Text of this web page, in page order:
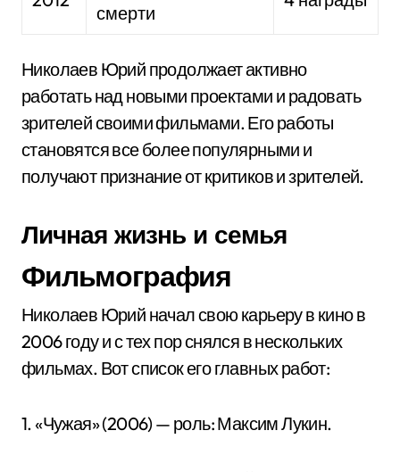
смерти
Николаев Юрий продолжает активно
работать над новыми проектами и радовать
зрителей своими фильмами. Его работы
становятся все более популярными и
получают признание от критиков и зрителей.
Личная жизнь и семья
Фильмография
Николаев Юрий начал свою карьеру в кино в
2006 году и с тех пор снялся в нескольких
фильмах. Вот список его главных работ:
1. «Чужая» (2006) — роль: Максим Лукин.